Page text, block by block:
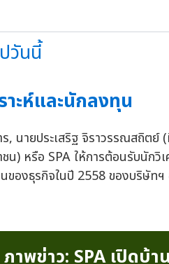
วันนี้
ะห์และนักลงทุน
, นายประเสริฐ จิราวรรณสถิต
หรือ SPA ให้การต้อนรับนักวิ
องธุรกิจในปี 2558 ของบริษัท
ภาพข่าว: SPA เปิดบ้